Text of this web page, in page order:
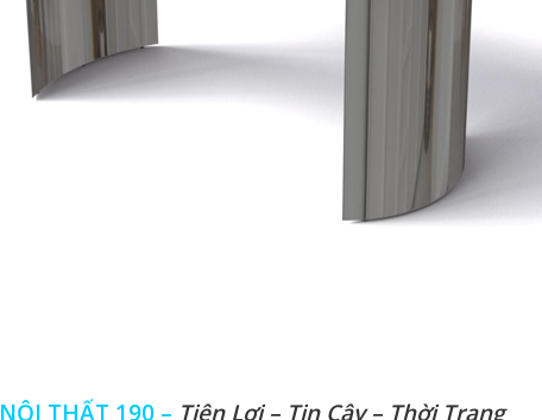
NỘI THẤT 190 – Tiện Lợi – Tin Cậy – Thời Trang